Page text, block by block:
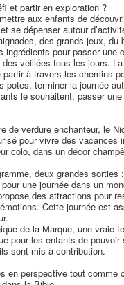
et partir en exploration ?
aux enfants de
se dépenser autour
des grands jeux, du
ingrédients pour passer une
veillées tous les jours.
à travers les chemins
potes, terminer la journée
le souhaitent, passer
de verdure enchanteur, le
pour vivre des vacances
colo, dans un décor
deux grandes sorties :
une journée dans un
des attractions pour
Cette journée est
de la Marque, une vraie
pour les enfants de pouvoir
sont mis à contribution.
en perspective tout comme